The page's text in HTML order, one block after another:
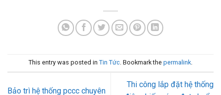
This entry was posted in Tin Tức. Bookmark the permalink.
Bảo trì hệ thống pccc chuyên
Thi công lắp đặt hệ thống